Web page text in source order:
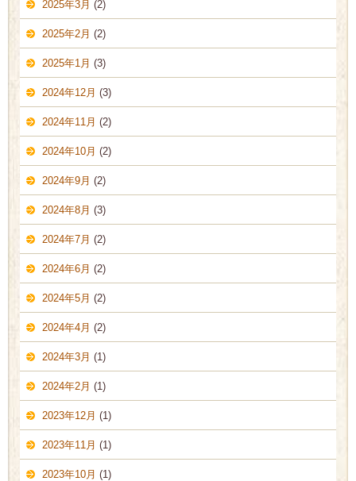
2025年3月 (2)
2025年2月 (2)
2025年1月 (3)
2024年12月 (3)
2024年11月 (2)
2024年10月 (2)
2024年9月 (2)
2024年8月 (3)
2024年7月 (2)
2024年6月 (2)
2024年5月 (2)
2024年4月 (2)
2024年3月 (1)
2024年2月 (1)
2023年12月 (1)
2023年11月 (1)
2023年10月 (1)